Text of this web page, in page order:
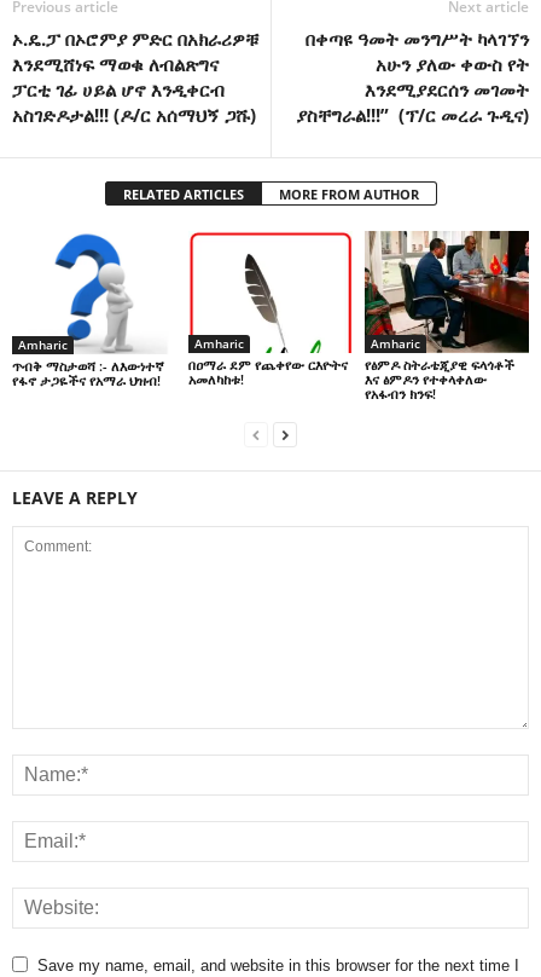
Previous article
ኦ.ዴ.ፓ በኦሮምያ ምድር በአክራሪዎቹ
እንደሚሸነፍ ማወቁ ለብልጽግና
ፓርቲ ገፊ ሀይል ሆኖ እንዲቀርብ
አስገድዶታል!!! (ዶ/ር አሰማህኝ ጋሹ)
Next article
በቀጣዩ ዓመት መንግሥት ካላገኘን
አሁን ያለው ቀውስ የት
እንደሚያደርሰን መገመት
ያስቸግራል!!!” (ፕ/ር መረራ ጉዲና)
RELATED ARTICLES MORE FROM AUTHOR
Amharic
ጥብቅ ማስታወሻ :- ለእውነተኛ
የፋኖ ታጋዬችና የአማራ ህዝብ!
Amharic
በዐማራ ደም የጨቀየው ርእዮትና
አመለካከቱ!
Amharic
የፅምዶ ስትራቴጂያዊ ፍላጎቶች
እና ፅምዶን የተቀላቀለው
የአፋብን ክንፍ!
LEAVE A REPLY
Save my name, email, and website in this browser for the next time I